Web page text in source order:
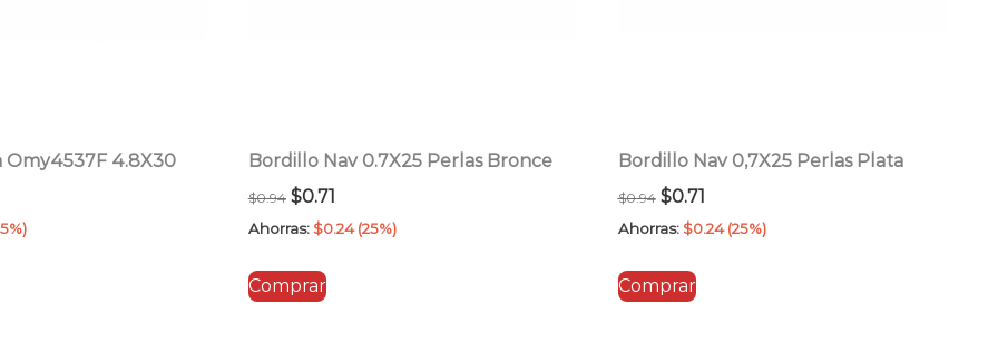
Omy4537F 4.8X30 Bordillo Nav 0.7X25 Perlas Bronce
$0.94 El
precio
era:
$0.71El
precio
Ahorras: $0.24 (25%)
Comprar
Bordillo Nav 0,7X25 Perlas Plata
$0.94 El
precio
era:
$0.71El
precio
Ahorras: $0.24 (25%)
Comprar